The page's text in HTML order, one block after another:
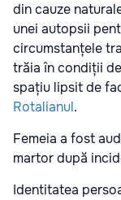
din cauze
unei autopsii
circumstanțele
trăia în condiții
spațiu lipsit de
Rotalianul.
Femeia a fost
martor după
Identitatea